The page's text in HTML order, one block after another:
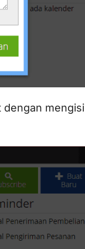
dengan mengisi